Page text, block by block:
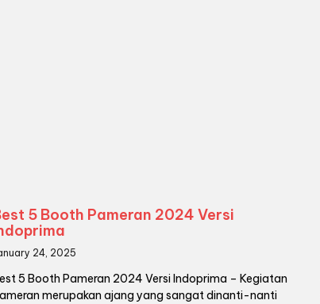
5 Booth Pameran 2024 Versi
24, 2025
5 Booth Pameran 2024 Versi Indoprima – Kegiatan
merupakan ajang yang sangat dinanti-nanti